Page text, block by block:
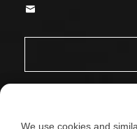
We use cookies and